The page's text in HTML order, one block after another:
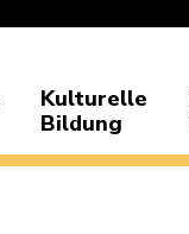
Kulturelle
Bildung